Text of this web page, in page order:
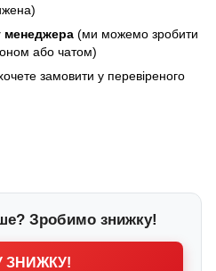
менеджера (ми можемо зробити
або чатом)
замовити у перевіреного
Зробимо знижку!
ЗНИЖКУ!